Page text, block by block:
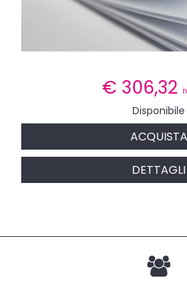
€ 306,32
Disponibile
ACQUISTA
DETTAGLI